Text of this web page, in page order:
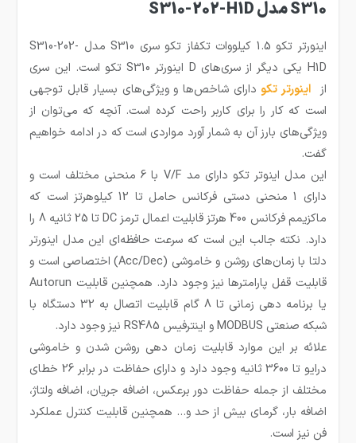
S310 مدل S310-202-H1D
اینورتر تکو 1.5 کیلووات تکفاز تکو سری S310 مدل S310-202-
H1D یکی دیگر از سری‌های D اینورتر S310 تکو است. این سری
از اینورتر تکو دارای شاخص‌ها و ویژگی‌های بسیار قابل توجهی
است که کار را برای کاربر راحت کرده است. آنچه که می‌توان از
ویژگی‌های بارز آن به شمار آورد مواردی است که در ادامه خواهیم
گفت.
این مدل اینوتر تکو دارای مد V/F با 6 منحنی مختلف است و
دارای 1 منحنی دستی فرکانس حامل تا 12 کیلوهرتز است که
ماکزیمم فرکانس 400 هرتز قابلیت اعمال ترمز DC تا 25 ثانیه 8 را
دارد. نکته جالب این است که سرعت حافظه‌ای این مدل اینورتر
دلتا با زمان‌های روشن و خاموشی (Acc/Dec) اختصاصی است و
قابلیت قفل پارامترها نیز وجود دارد. همچنین قابلیت Autorun
یا برنامه دهی زمانی تا 8 گام قابلیت اتصال به 32 دستگاه با
شبکه صنعتی MODBUS و اینترفیس RS485 نیز وجود دارد.
علائه بر این موارد قابلیت زمان دهی روشن شدن و خاموشی
درایو تا 3600 ثانیه وجود دارد و دارای حفاظت در برابر 26 خطای
مختلف از جمله حفاظت دور برعکس، اضافه جریان، اضافه ولتاژ،
اضافه بار، گرمای بیش از حد و… همچنین قابلیت کنترل عملکرد
فن نیز است.